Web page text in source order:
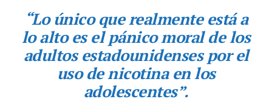
“Lo único que realmente está a
lo alto es el pánico moral de los
adultos estadounidenses por el
uso de nicotina en los
adolescentes”.